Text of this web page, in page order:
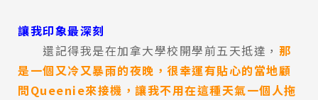
SEC 知識庫
讓我印象最深刻
還記得我是在加拿大學校開學前五天抵達， 那
是一個又冷又暴雨的夜晚，很幸運有貼心的當地顧
問Queenie來接機，讓我不用在這種天氣一個人拖